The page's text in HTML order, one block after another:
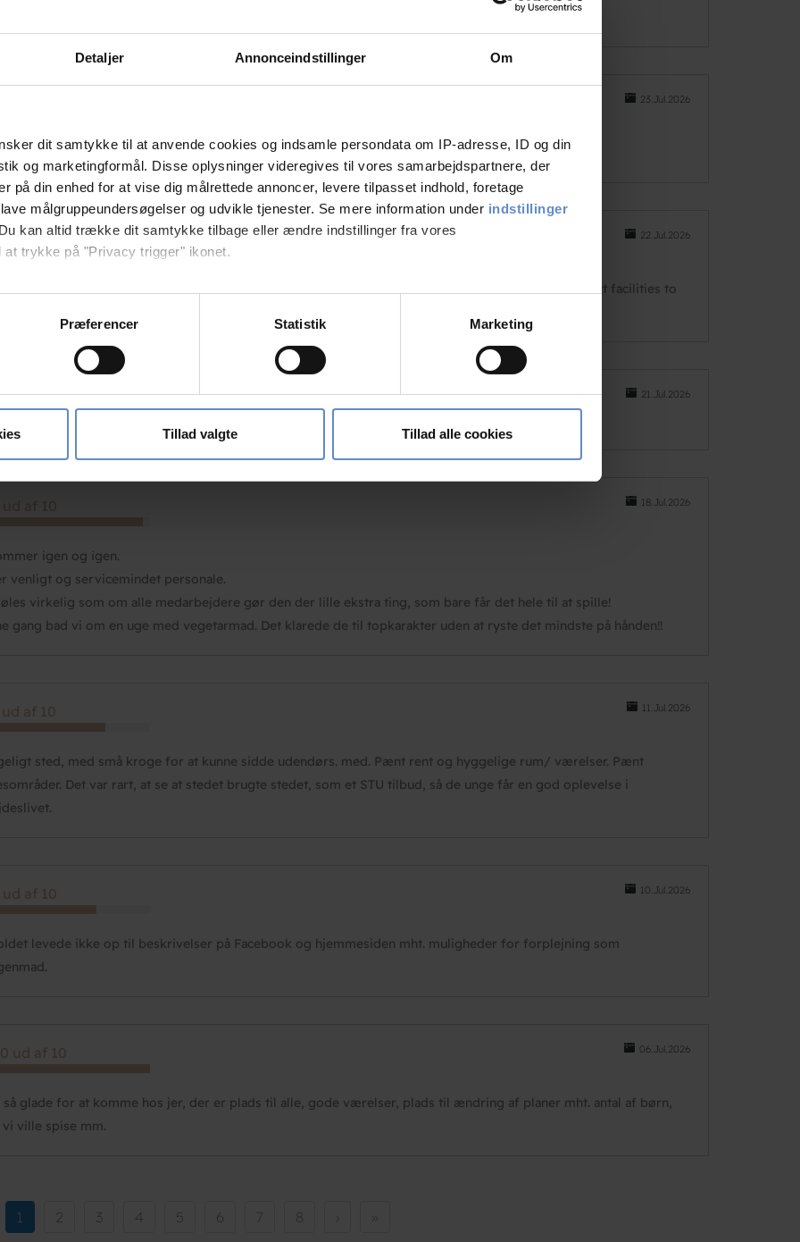
Detaljer Annonceindstillinger Om
dit samtykke til at anvende cookies og indsamle persondata om IP-adresse, ID og din
og marketingformål. Disse oplysninger videregives til vores samarbejdspartnere, der
på din enhed for at vise dig målrettede annoncer, levere tilpasset indhold, foretage
målgruppeundersøgelser og udvikle tjenester. Se mere information under indstillinger
kan altid trække dit samtykke tilbage eller ændre indstillinger fra vores
at trykke på "Privacy trigger" ikonet.
gerne:
om din placering, der kan være nøjagtig inden for få meter
vores indhold og annoncer, til at vise dig funktioner til sociale medier og til at analysere
om din brug af vores hjemmeside med vores partnere inden for sociale medier,
Præferencer Statistik Marketing
Tillad valgte Tillad alle cookies
23.Jul.2026
sted med en masse skønne mennesker.
22.Jul.2026
ud af 10
good and friendly host at the Dannhostel. My compliment for Lise. The location is perfect and perfect facilities to
21.Jul.2026
ud af 10
18.Jul.2026
igen og igen.
venligt og servicemindet personale.
virkelig som om alle medarbejdere gør den der lille ekstra ting, som bare får det hele til at spille!
gang bad vi om en uge med vegetarmad. Det klarede de til topkarakter uden at ryste det mindste på hånden!!
11.Jul.2026
ud af 10
sted, med små kroge for at kunne sidde udendørs. med. Pænt rent og hyggelige rum/ værelser. Pænt
Det var rart, at se at stedet brugte stedet, som et STU tilbud, så de unge får en god oplevelse i
10.Jul.2026
ud af 10
levede ikke op til beskrivelser på Facebook og hjemmesiden mht. muligheder for forplejning som
06.Jul.2026
ud af 10
så glade for at komme hos jer, der er plads til alle, gode værelser, plads til ændring af planer mht. antal af børn,
ville spise mm.
Current
page
1 Side
2 Side
3 Side
4 Side
5 Side
6 Side
7 Side
8